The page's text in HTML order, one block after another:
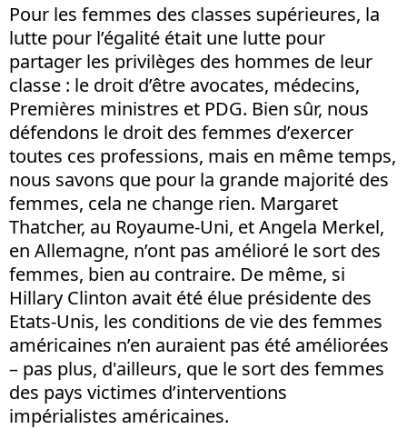
Pour les femmes des classes supérieures, la
lutte pour l’égalité était une lutte pour
partager les privilèges des hommes de leur
classe : le droit d’être avocates, médecins,
Premières ministres et PDG. Bien sûr, nous
défendons le droit des femmes d’exercer
toutes ces professions, mais en même temps,
nous savons que pour la grande majorité des
femmes, cela ne change rien. Margaret
Thatcher, au Royaume-Uni, et Angela Merkel,
en Allemagne, n’ont pas amélioré le sort des
femmes, bien au contraire. De même, si
Hillary Clinton avait été élue présidente des
Etats-Unis, les conditions de vie des femmes
américaines n’en auraient pas été améliorées
– pas plus, d'ailleurs, que le sort des femmes
des pays victimes d’interventions
impérialistes américaines.